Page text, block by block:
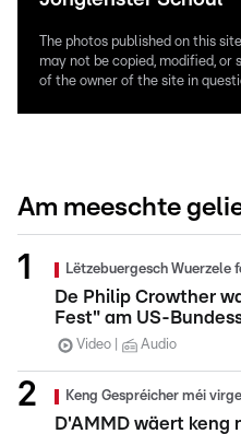
The photos published on this
may not be copied, modified,
of the owner of the site in
Am meeschte
Lëtzebuergesch Wuerzele
De Philip Crowther
Fest" am US-
Video Audio
Keng Gespréicher méi
D'AMMD wäert keng